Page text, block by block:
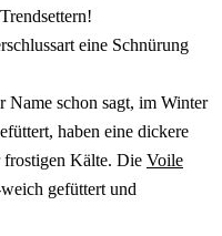
eine Schnürung
Name schon sagt, im Winter
haben eine dickere
frostigen Kälte. Die Voile
gefüttert und